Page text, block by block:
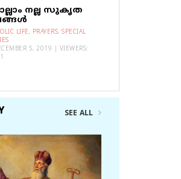
നല്ല സുകൃത
LIFE, PRAYERS, SPECIAL
5, 2019 | VIEWERS:
SEE ALL